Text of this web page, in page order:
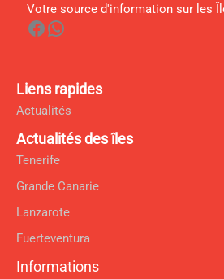
Votre source d'information sur les
Facebook
WhatsApp
Liens rapides
Actualités
Actualités des îles
Tenerife
Grande Canarie
Lanzarote
Fuerteventura
Informations